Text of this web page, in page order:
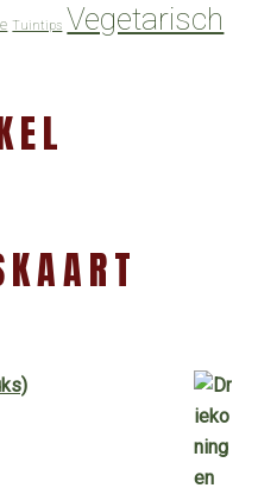
Tuintips Vegetarisch